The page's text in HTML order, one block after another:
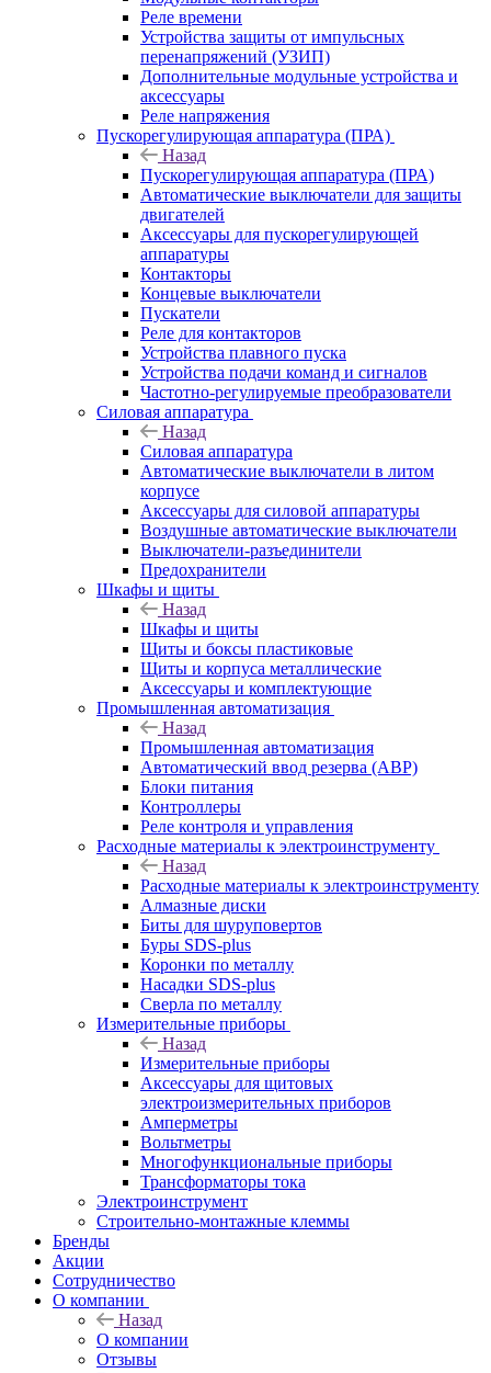
Реле времени
Устройства защиты от импульсных
перенапряжений (УЗИП)
Дополнительные модульные устройства и
аксессуары
Реле напряжения
Пускорегулирующая аппаратура (ПРА)
Назад
Пускорегулирующая аппаратура (ПРА)
Автоматические выключатели для защиты
двигателей
Аксессуары для пускорегулирующей
аппаратуры
Контакторы
Концевые выключатели
Пускатели
Реле для контакторов
Устройства плавного пуска
Устройства подачи команд и сигналов
Частотно-регулируемые преобразователи
Силовая аппаратура
Назад
Силовая аппаратура
Автоматические выключатели в литом
корпусе
Аксессуары для силовой аппаратуры
Воздушные автоматические выключатели
Выключатели-разъединители
Предохранители
Шкафы и щиты
Назад
Шкафы и щиты
Щиты и боксы пластиковые
Щиты и корпуса металлические
Аксессуары и комплектующие
Промышленная автоматизация
Назад
Промышленная автоматизация
Автоматический ввод резерва (АВР)
Блоки питания
Контроллеры
Реле контроля и управления
Расходные материалы к электроинструменту
Назад
Расходные материалы к электроинструменту
Алмазные диски
Биты для шуруповертов
Буры SDS-plus
Коронки по металлу
Насадки SDS-plus
Сверла по металлу
Измерительные приборы
Назад
Измерительные приборы
Аксессуары для щитовых
электроизмерительных приборов
Амперметры
Вольтметры
Многофункциональные приборы
Трансформаторы тока
Электроинструмент
Строительно-монтажные клеммы
Бренды
Акции
Сотрудничество
О компании
Назад
О компании
Отзывы